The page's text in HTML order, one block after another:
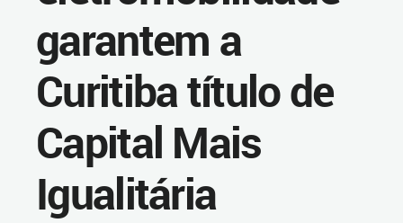
garantem a
Curitiba título de
Capital Mais
Igualitária